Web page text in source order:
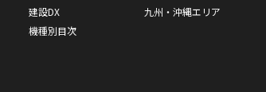
建設DX
機種別目次
九州・沖縄エリア